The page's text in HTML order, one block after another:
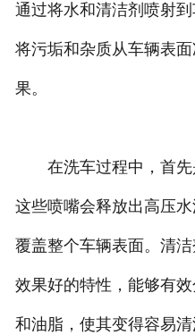
通过将水和清洁剂喷射
将污垢和杂质从车辆表
果。
在洗车过程中，首先
这些喷嘴会释放出高压
覆盖整个车辆表面。清
效果好的特性，能够有
和油脂，使其变得容易清